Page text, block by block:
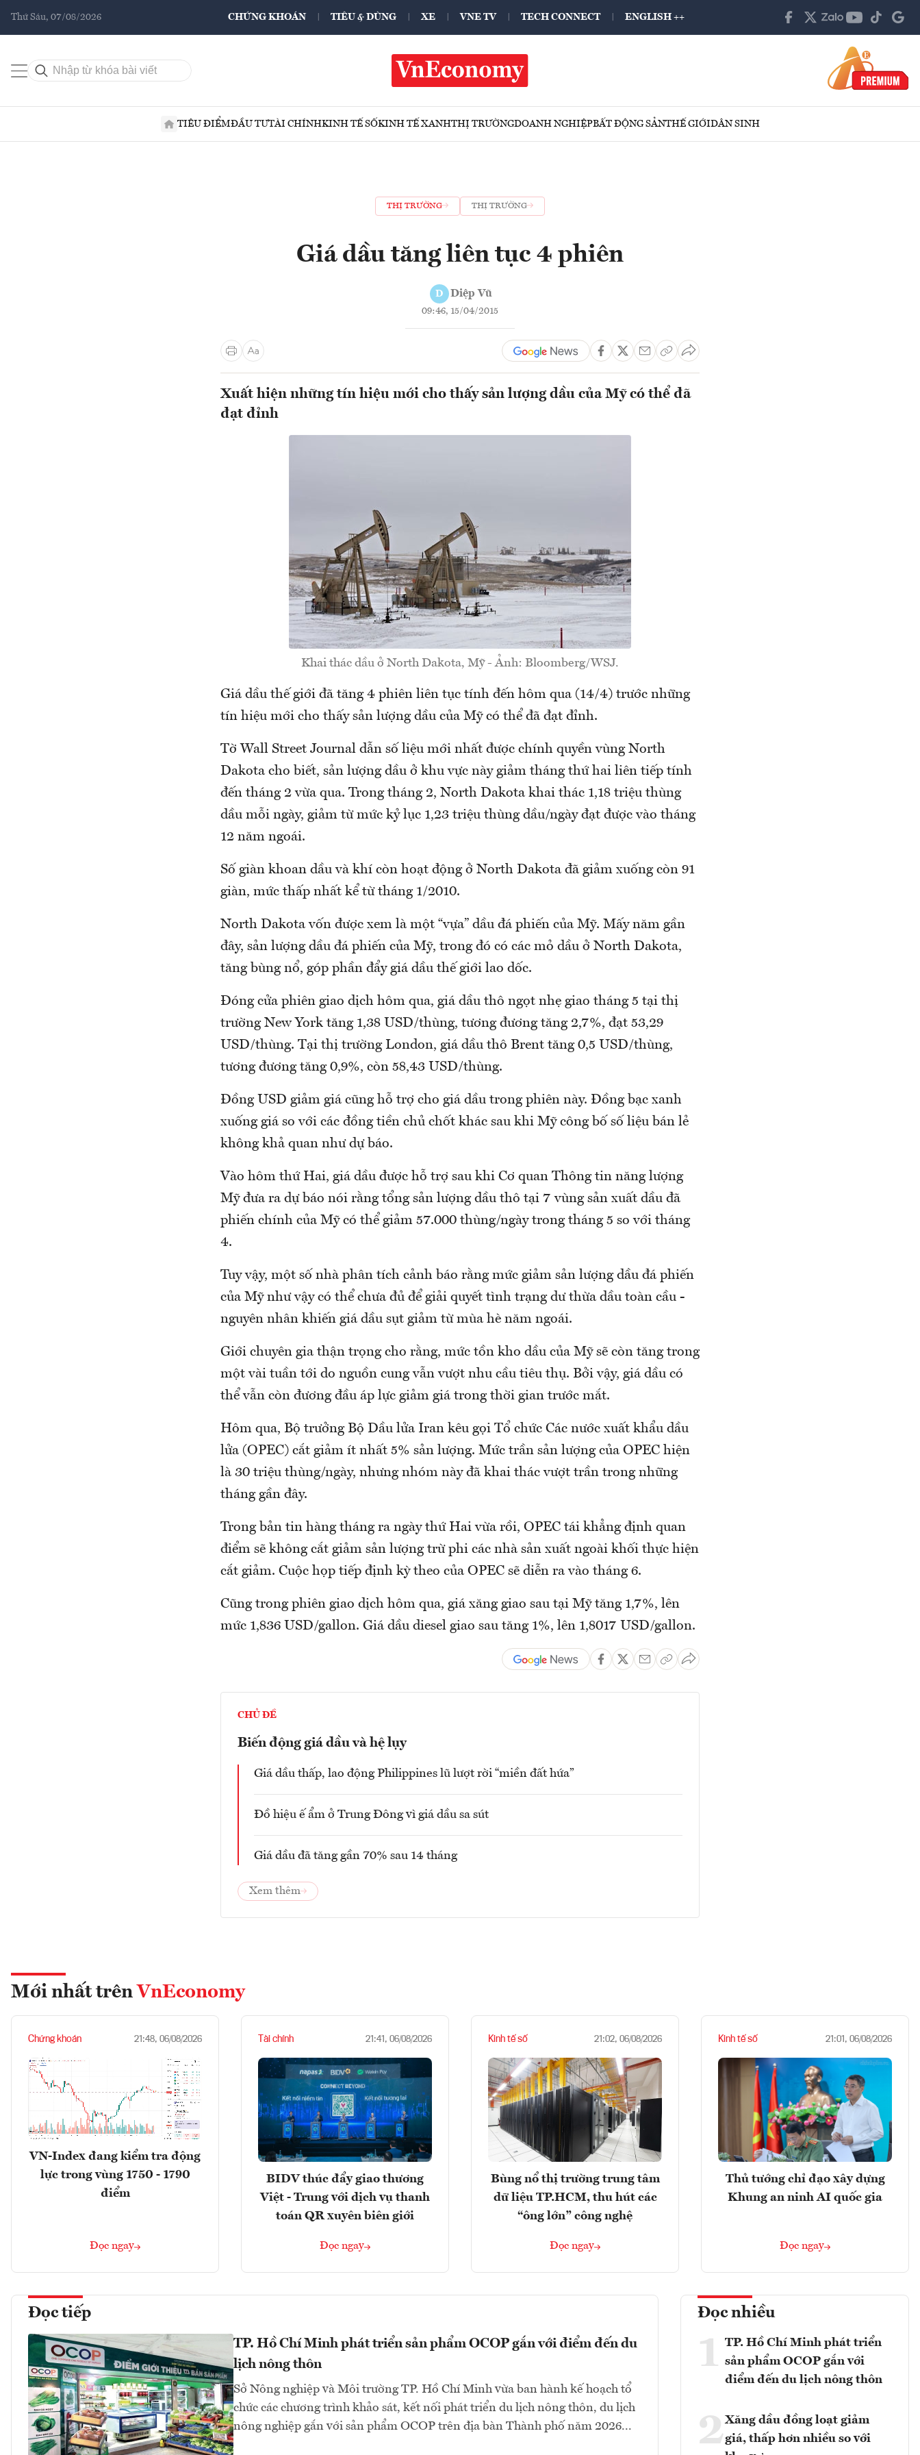
Thứ Sáu, 07/08/2026 CHỨNG KHOÁN TIÊU & DÙNG XE VNE TV TECH CONNECT ENGLISH ++
TIÊU ĐIỂMĐẦU TƯTÀI CHÍNHKINH TẾ SỐKINH TẾ XANHTHỊ TRƯỜNGDOANH NGHIỆPBẤT ĐỘNG SẢNTHẾ GIỚIDÂN SINH
THỊ TRƯỜNG THỊ TRƯỜNG
Giá dầu tăng liên tục 4 phiên
D Diệp Vũ
09:46, 15/04/2015
Xuất hiện những tín hiệu mới cho thấy sản lượng dầu của Mỹ có thể đã
đạt đỉnh
Khai thác dầu ở North Dakota, Mỹ - Ảnh: Bloomberg/WSJ.
Giá dầu thế giới đã tăng 4 phiên liên tục tính đến hôm qua (14/4) trước những
tín hiệu mới cho thấy sản lượng dầu của Mỹ có thể đã đạt đỉnh.
Tờ Wall Street Journal dẫn số liệu mới nhất được chính quyền vùng North
Dakota cho biết, sản lượng dầu ở khu vực này giảm tháng thứ hai liên tiếp tính
đến tháng 2 vừa qua. Trong tháng 2, North Dakota khai thác 1,18 triệu thùng
dầu mỗi ngày, giảm từ mức kỷ lục 1,23 triệu thùng dầu/ngày đạt được vào tháng
12 năm ngoái.
Số giàn khoan dầu và khí còn hoạt động ở North Dakota đã giảm xuống còn 91
giàn, mức thấp nhất kể từ tháng 1/2010.
North Dakota vốn được xem là một “vựa” dầu đá phiến của Mỹ. Mấy năm gần
đây, sản lượng dầu đá phiến của Mỹ, trong đó có các mỏ dầu ở North Dakota,
tăng bùng nổ, góp phần đẩy giá dầu thế giới lao dốc.
Đóng cửa phiên giao dịch hôm qua, giá dầu thô ngọt nhẹ giao tháng 5 tại thị
trường New York tăng 1,38 USD/thùng, tương đương tăng 2,7%, đạt 53,29
USD/thùng. Tại thị trường London, giá dầu thô Brent tăng 0,5 USD/thùng,
tương đương tăng 0,9%, còn 58,43 USD/thùng.
Đồng USD giảm giá cũng hỗ trợ cho giá dầu trong phiên này. Đồng bạc xanh
xuống giá so với các đồng tiền chủ chốt khác sau khi Mỹ công bố số liệu bán lẻ
không khả quan như dự báo.
Vào hôm thứ Hai, giá dầu được hỗ trợ sau khi Cơ quan Thông tin năng lượng
Mỹ đưa ra dự báo nói rằng tổng sản lượng dầu thô tại 7 vùng sản xuất dầu đã
phiến chính của Mỹ có thể giảm 57.000 thùng/ngày trong tháng 5 so với tháng
4.
Tuy vậy, một số nhà phân tích cảnh báo rằng mức giảm sản lượng dầu đá phiến
của Mỹ như vậy có thể chưa đủ để giải quyết tình trạng dư thừa dầu toàn cầu -
nguyên nhân khiến giá dầu sụt giảm từ mùa hè năm ngoái.
Giới chuyên gia thận trọng cho rằng, mức tồn kho dầu của Mỹ sẽ còn tăng trong
một vài tuần tới do nguồn cung vẫn vượt nhu cầu tiêu thụ. Bởi vậy, giá dầu có
thể vẫn còn đương đầu áp lực giảm giá trong thời gian trước mắt.
Hôm qua, Bộ trưởng Bộ Dầu lửa Iran kêu gọi Tổ chức Các nước xuất khẩu dầu
lửa (OPEC) cắt giảm ít nhất 5% sản lượng. Mức trần sản lượng của OPEC hiện
là 30 triệu thùng/ngày, nhưng nhóm này đã khai thác vượt trần trong những
tháng gần đây.
Trong bản tin hàng tháng ra ngày thứ Hai vừa rồi, OPEC tái khẳng định quan
điểm sẽ không cắt giảm sản lượng trừ phi các nhà sản xuất ngoài khối thực hiện
cắt giảm. Cuộc họp tiếp định kỳ theo của OPEC sẽ diễn ra vào tháng 6.
Cũng trong phiên giao dịch hôm qua, giá xăng giao sau tại Mỹ tăng 1,7%, lên
mức 1,836 USD/gallon. Giá dầu diesel giao sau tăng 1%, lên 1,8017 USD/gallon.
CHỦ ĐỀ
Biến động giá dầu và hệ lụy
Giá dầu thấp, lao động Philippines lũ lượt rời “miền đất hứa”
Đồ hiệu ế ẩm ở Trung Đông vì giá dầu sa sút
Giá dầu đã tăng gần 70% sau 14 tháng
Xem thêm
Mới nhất trên VnEconomy
Chứng khoán 21:48, 06/08/2026
VN-Index đang kiểm tra động
lực trong vùng 1750 - 1790
điểm
Đọc ngay
Tài chính 21:41, 06/08/2026
BIDV thúc đẩy giao thương
Việt - Trung với dịch vụ thanh
toán QR xuyên biên giới
Đọc ngay
Kinh tế số 21:02, 06/08/2026
Bùng nổ thị trường trung tâm
dữ liệu TP.HCM, thu hút các
“ông lớn” công nghệ
Đọc ngay
Kinh tế số 21:01, 06/08/2026
Thủ tướng chỉ đạo xây dựng
Khung an ninh AI quốc gia
Đọc ngay
Đọc tiếp
TP. Hồ Chí Minh phát triển sản phẩm OCOP gắn với điểm đến du
lịch nông thôn
Sở Nông nghiệp và Môi trường TP. Hồ Chí Minh vừa ban hành kế hoạch tổ
chức các chương trình khảo sát, kết nối phát triển du lịch nông thôn, du lịch
nông nghiệp gắn với sản phẩm OCOP trên địa bàn Thành phố năm 2026...
Đọc nhiều
1 TP. Hồ Chí Minh phát triển
sản phẩm OCOP gắn với
điểm đến du lịch nông thôn
2Xăng dầu đồng loạt giảm
giá, thấp hơn nhiều so với